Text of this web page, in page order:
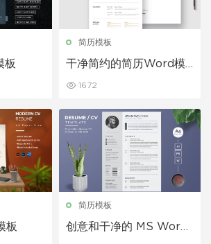
板
简历模板
干净简约的简历Word模
1672
板
简历模板
创意和干净的 MS Word